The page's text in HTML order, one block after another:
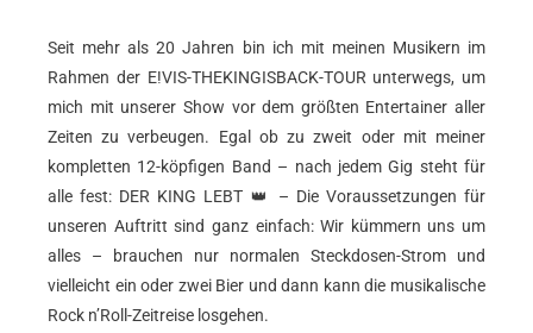
Seit mehr als 20 Jahren bin ich mit meinen Musikern im
Rahmen der E!VIS-THEKINGISBACK-TOUR unterwegs, um
mich mit unserer Show vor dem größten Entertainer aller
Zeiten zu verbeugen. Egal ob zu zweit oder mit meiner
kompletten 12-köpfigen Band – nach jedem Gig steht für
alle fest: DER KING LEBT 👑 – Die Voraussetzungen für
unseren Auftritt sind ganz einfach: Wir kümmern uns um
alles – brauchen nur normalen Steckdosen-Strom und
vielleicht ein oder zwei Bier und dann kann die musikalische
Rock n’Roll-Zeitreise losgehen.